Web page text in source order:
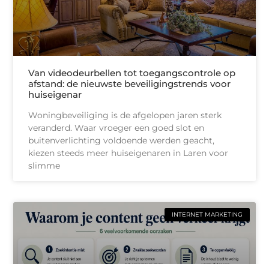
Van videodeurbellen tot toegangscontrole op
afstand: de nieuwste beveiligingstrends voor
huiseigenar
Woningbeveiliging is de afgelopen jaren sterk
veranderd. Waar vroeger een goed slot en
buitenverlichting voldoende werden geacht,
kiezen steeds meer huiseigenaren in Laren voor
slimme
INTERNET MARKETING